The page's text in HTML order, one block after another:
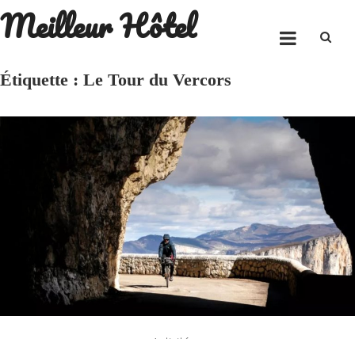
Skip
to
Meilleur Hôtel
Étiquette : Le Tour du Vercors